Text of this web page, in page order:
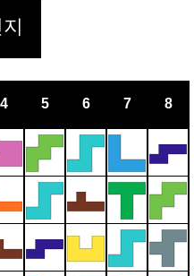
4 5 6 7 8